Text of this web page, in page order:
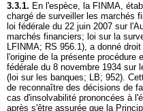
3.3.1. En l'espèce, la FINMA,
chargé de surveiller les marchés
loi fédérale du 22 juin 2007 sur
marchés financiers; loi sur la
LFINMA; RS 956.1), a donné
l'origine de la présente
fédérale du 8 novembre 1934 sur
(loi sur les banques; LB; 952).
de reconnaître des décisions de
cas d'insolvabilité prononcées à
après s'être assurée que la